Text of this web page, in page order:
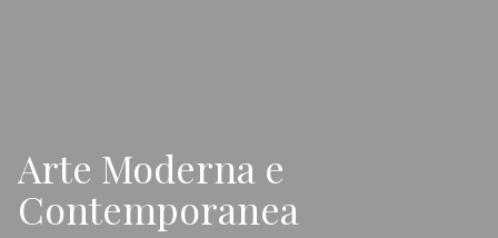
Arte Moderna e
Contemporanea